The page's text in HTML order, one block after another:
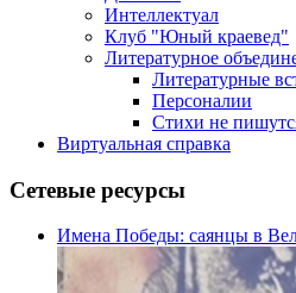
Интеллектуал
Клуб "Юный краевед"
Литературное
Литературные
Персоналии
Стихи не
Виртуальная справка
Сетевые ресурсы
Имена Победы: саянцы в